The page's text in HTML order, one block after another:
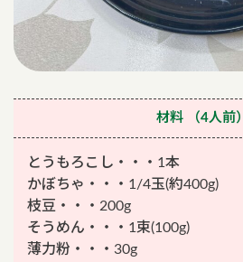
材料（4人前）
とうもろこし・・・1本
かぼちゃ・・・1/4玉(約400g)
枝豆・・・200g
そうめん・・・1束(100g)
薄力粉・・・30g